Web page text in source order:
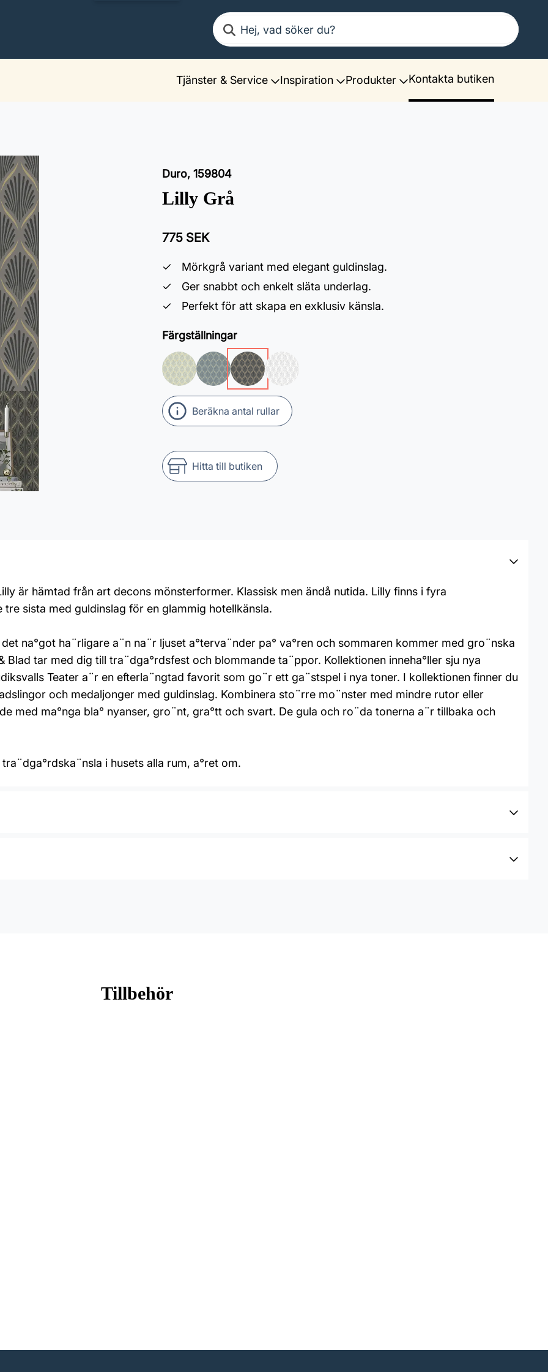
Sök
Tjänster & Service Inspiration Produkter Kontakta butiken
Duro, 159804
Lilly Grå
775 SEK
Mörkgrå variant med elegant guldinslag.
Ger snabbt och enkelt släta underlag.
Perfekt för att skapa en exklusiv känsla.
Färgställningar
Beräkna antal rullar
Hitta till butiken
är hämtad från art decons mönsterformer. Klassisk men ändå nutida. Lilly finns i fyra
sista med guldinslag för en glammig hotellkänsla.
na°got ha¨rligare a¨n na¨r ljuset a°terva¨nder pa° va°ren och sommaren kommer med gro¨nska
tar med dig till tra¨dga°rdsfest och blommande ta¨ppor. Kollektionen inneha°ller sju nya
Teater a¨r en efterla¨ngtad favorit som go¨r ett ga¨stspel i nya toner. I kollektionen finner du
och medaljonger med guldinslag. Kombinera sto¨rre mo¨nster med mindre rutor eller
med ma°nga bla° nyanser, gro¨nt, gra°tt och svart. De gula och ro¨da tonerna a¨r tillbaka och
i husets alla rum, a°ret om.
Tillbehör